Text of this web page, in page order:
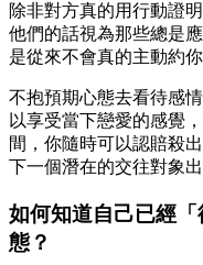
除非對方真的用行動證
他們的話視為那些總是
是從來不會真的主動約你
不抱預期心態去看待感
以享受當下戀愛的感覺
間，你隨時可以認賠殺
下一個潛在的交往對象出
如何知道自己已經
態？